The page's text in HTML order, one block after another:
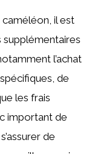
caméléon, il est
l’achat
de
les frais
important de
de